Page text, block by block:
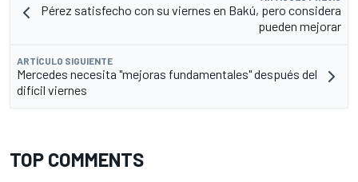
Pérez satisfecho con su viernes en Bakú, pero considera
pueden mejorar
ARTÍCULO SIGUIENTE
Mercedes necesita "mejoras fundamentales" después del
difícil viernes
TOP COMMENTS